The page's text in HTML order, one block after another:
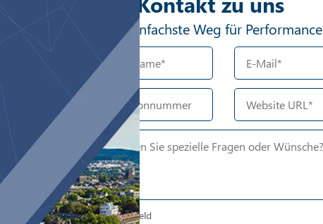
Der einfachste Weg für Performance
* Pflichtfeld
Hier klicken